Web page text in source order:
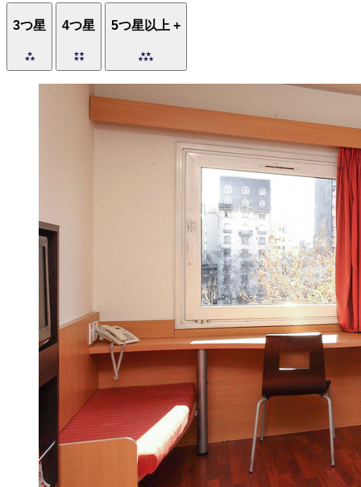
3つ星 4つ星 5つ星以上 +